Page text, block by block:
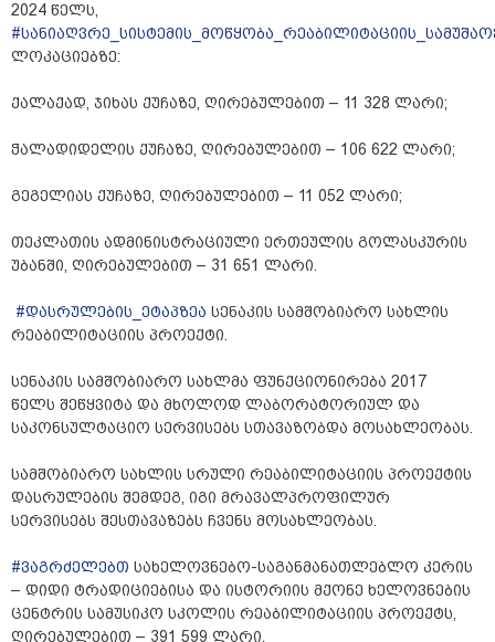
2024 წელს,
ლოკაციებზე:
ქალაქად, ჯიხას ქუჩაზე, ღირებულებით – 11 328 ლარი;
ჭალადიდელის ქუჩაზე, ღირებულებით – 106 622 ლარი;
გეგელიას ქუჩაზე, ღირებულებით – 11 052 ლარი;
თეკლათის ადმინისტრაციული ერთეულის გოლასკურის
უბანში, ღირებულებით – 31 651 ლარი.
#დასრულების_ეტაპზეა სენაკის სამშობიარო სახლის
რეაბილიტაციის პროექტი.
სენაკის სამშობიარო სახლმა ფუნქციონირება 2017
წელს შეწყვიტა და მხოლოდ ლაბორატორიულ და
საკონსულტაციო სერვისებს სთავაზობდა მოსახლეობას.
სამშობიარო სახლის სრული რეაბილიტაციის პროექტის
დასრულების შემდეგ, იგი მრავალპროფილურ
სერვისებს შესთავაზებს ჩვენს მოსახლეობას.
#ვაგრძელებთ სახელოვნებო-საგანმანათლებლო კერის
– დიდი ტრადიციებისა და ისტორიის მქონე ხელოვნების
ცენტრის სამუსიკო სკოლის რეაბილიტაციის პროექტს,
ღირებულებით – 391 599 ლარი.